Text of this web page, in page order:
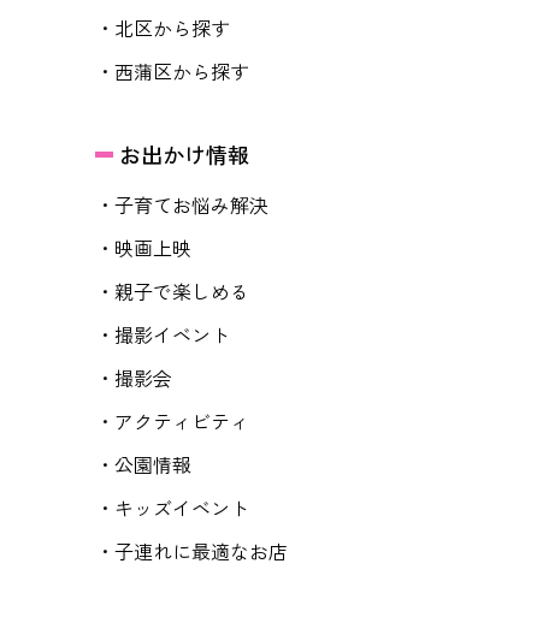
・北区から探す
・西蒲区から探す
お出かけ情報
・子育てお悩み解決
・映画上映
・親子で楽しめる
・撮影イベント
・撮影会
・アクティビティ
・公園情報
・キッズイベント
・子連れに最適なお店